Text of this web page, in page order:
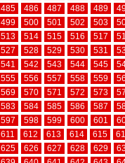
485
486 487 488 489
499
500 501 502 503
513
514 515 516 517
527
528 529 530 531
541
542 543 544 545
555
556 557 558 559
569
570 571 572 573
583
584 585 586 587
597
598 599 600 601
611
612 613 614 615
625
626 627 628 629